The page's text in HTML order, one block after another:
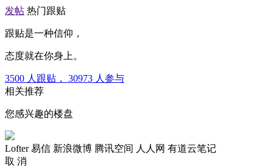
发帖 热门跟贴
跟贴是一种信仰，
态度就在你身上。
3500 人跟贴， 30973 人参与
相关推荐
您感兴趣的楼盘
Lofter 易信 新浪微博 腾讯空间 人人网 有道云笔记
取 消